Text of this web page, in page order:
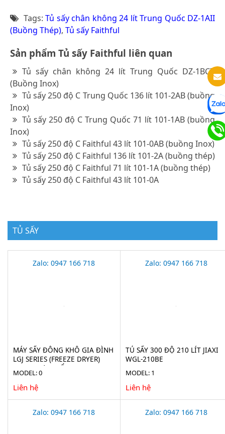
Tags: Tủ sấy chân không 24 lít Trung Quốc DZ-1AII
(Buồng Thép), Tủ sấy Faithful
Sản phẩm Tủ sấy Faithful liên quan
Tủ sấy chân không 24 lít Trung Quốc DZ-1BCII
(Buồng Inox)
Tủ sấy 250 độ C Trung Quốc 136 lít 101-2AB (buồng
Inox)
Tủ sấy 250 độ C Trung Quốc 71 lít 101-1AB (buồng
Inox)
Tủ sấy 250 độ C Faithful 43 lít 101-0AB (buồng Inox)
Tủ sấy 250 độ C Faithful 136 lít 101-2A (buồng thép)
Tủ sấy 250 độ C Faithful 71 lít 101-1A (buồng thép)
Tủ sấy 250 độ C Faithful 43 lít 101-0A
TỦ SẤY
Zalo: 0947 166 718
MÁY SẤY ĐÔNG KHÔ GIA ĐÌNH
LGJ SERIES (FREEZE DRYER)
CHO THỰC PHẨM
MODEL: 0
Liên hệ
Zalo: 0947 166 718
TỦ SẤY 300 ĐỘ 210 LÍT JIAXI
WGL-210BE
MODEL: 1
Liên hệ
Zalo: 0947 166 718 Zalo: 0947 166 718